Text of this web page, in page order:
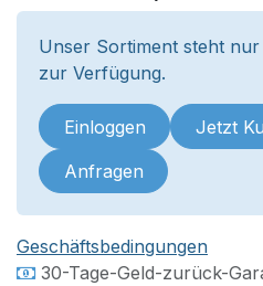
Unser Sortiment steht
zur Verfügung.
Einloggen Jetzt
Anfragen
Geschäftsbedingungen
30-Tage-Geld-zurück-